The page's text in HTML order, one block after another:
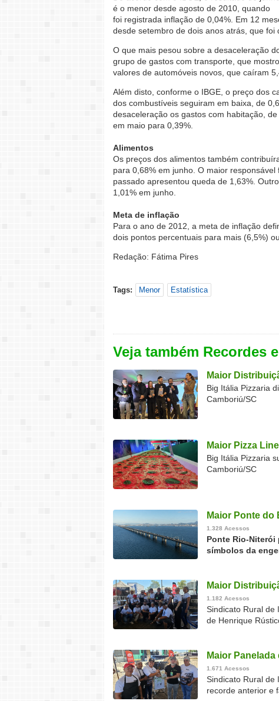
é o menor desde agosto de 2010, quando
foi registrada inflação de 0,04%. Em 12
desde setembro de dois anos atrás, que foi
O que mais pesou sobre a desaceleração
grupo de gastos com transporte, que
valores de automóveis novos, que caíram
Além disto, conforme o IBGE, o preço dos
dos combustíveis seguiram em baixa, de
desaceleração os gastos com habitação,
em maio para 0,39%.
Alimentos
Os preços dos alimentos também
para 0,68% em junho. O maior
passado apresentou queda de 1,63%.
1,01% em junho.
Meta de inflação
Para o ano de 2012, a meta de inflação
dois pontos percentuais para mais (6,5%)
Redação: Fátima Pires
Tags: Menor Estatística
Veja também Recordes
Maior
Big Itália Pizzaria
Camboriú/SC
Maior Pizza
Big Itália Pizzaria
Camboriú/SC
Maior Ponte do
1.328 Acessos
Ponte Rio-Niterói
símbolos da
Maior
1.182 Acessos
Sindicato Rural de
de Henrique
Maior Panelada
1.671 Acessos
Sindicato Rural de
recorde anterior e